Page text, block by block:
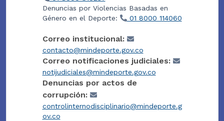
Denuncias por Violencias Basadas en
Género en el Deporte:
01 8000 114060
Correo institucional:
contacto@mindeporte.gov.co
Correo notificaciones judiciales:
notijudiciales@mindeporte.gov.co
Denuncias por actos de
corrupción:
controlinternodisciplinario@mindeporte.g
ov.co